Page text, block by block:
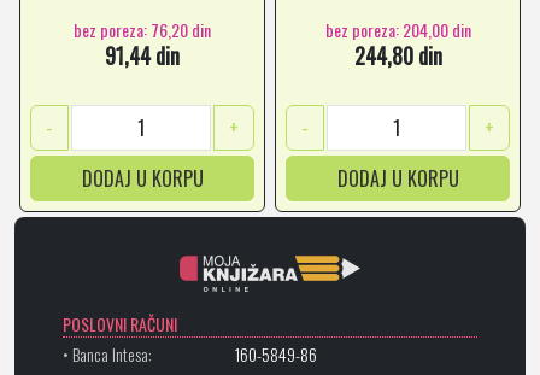
bez poreza: 76,20 din
91,44 din
-
+
DODAJ U KORPU
bez poreza: 204,00 din
244,80 din
-
+
DODAJ U KORPU
POSLOVNI RAČUNI
• Banca Intesa:
160-5849-86